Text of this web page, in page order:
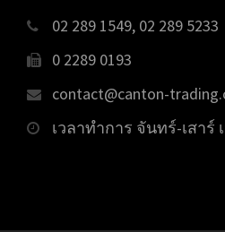
02 289 1549, 02 289 5233
0 2289 0193
contact@canton-
เวลาทำการ จันทร์-เสาร์